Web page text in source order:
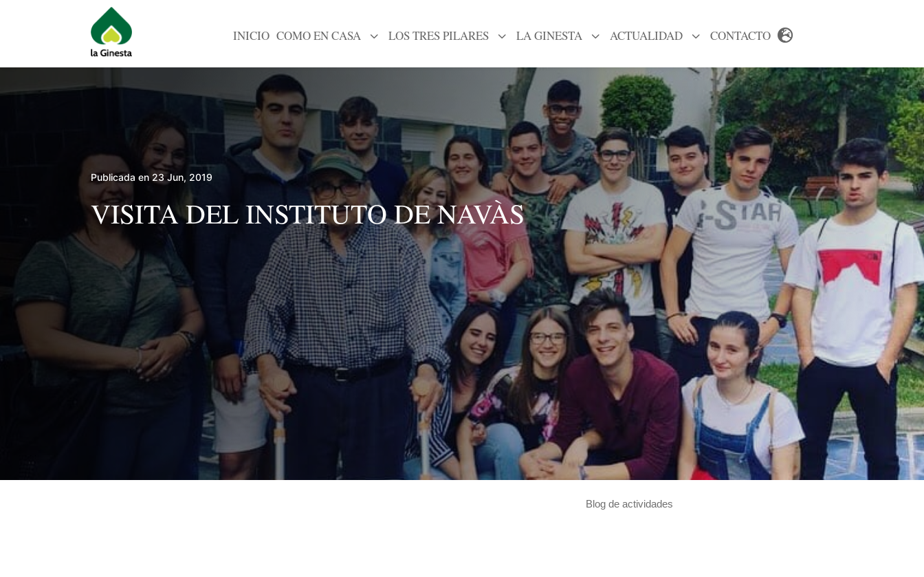
INICIO 3
COMO EN CASA 3
LOS TRES PILARES 3
LA GINESTA 3
ACTUALIDAD CONTACTO 
Publicada en 23 Jun, 2019
VISITA DEL INSTITUTO DE NAVÀS
Blog de actividades